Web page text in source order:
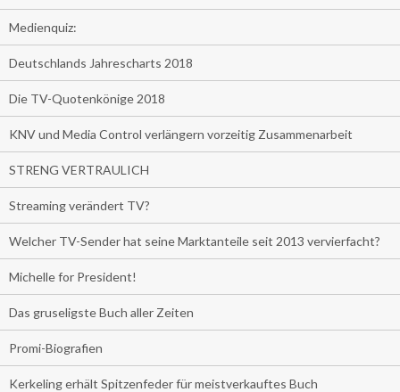
Medienquiz:
Deutschlands Jahrescharts 2018
Die TV-Quotenkönige 2018
KNV und Media Control verlängern vorzeitig Zusammenarbeit
STRENG VERTRAULICH
Streaming verändert TV?
Welcher TV-Sender hat seine Marktanteile seit 2013 vervierfacht?
Michelle for President!
Das gruseligste Buch aller Zeiten
Promi-Biografien
Kerkeling erhält Spitzenfeder für meistverkauftes Buch